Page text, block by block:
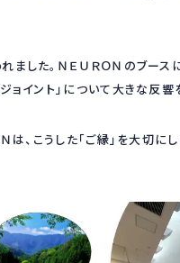
した。ＮＥＵＲＯＮのブース
イント」について大きな反響
は、こうした「ご縁」を大切に